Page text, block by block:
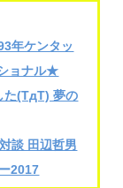
年ケンタッ
ョナル★
た(TдT) 夢の
談 田辺哲男
2017